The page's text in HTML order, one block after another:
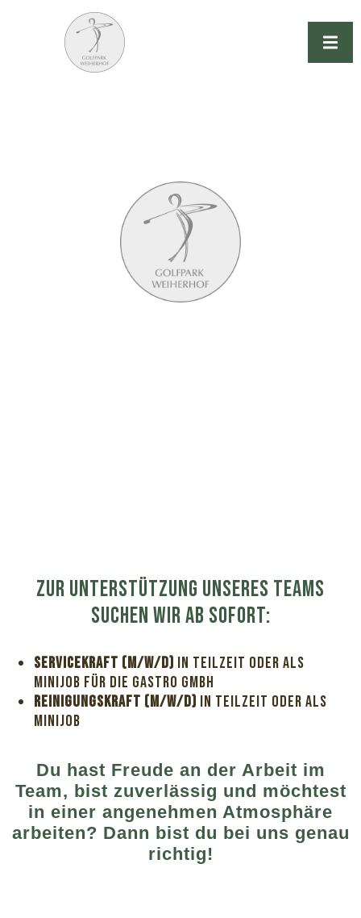
Zur Unterstützung unseres Teams
suchen wir ab sofort:
Servicekraft (m/w/d) in Teilzeit oder als
Minijob für die Gastro GmbH
Reinigungskraft (m/w/d) in Teilzeit oder als
Minijob
Du hast Freude an der Arbeit im
Team, bist zuverlässig und möchtest
in einer angenehmen Atmosphäre
arbeiten? Dann bist du bei uns genau
richtig!